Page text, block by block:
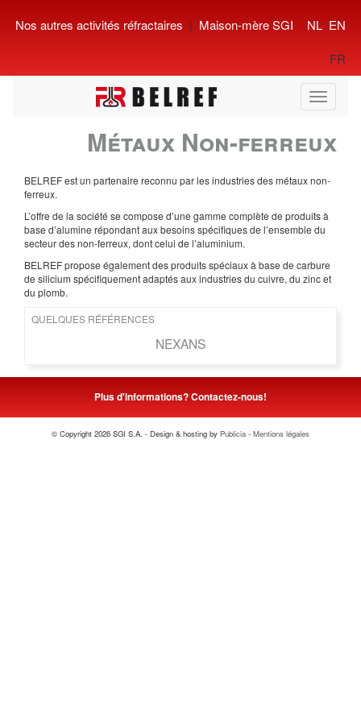
Nos autres activités réfractaires | Maison-mère SGI EN
NL
FR
Toggle
Métaux Non-ferreux
BELREF est un partenaire reconnu par les industries des métaux non-
ferreux.
L’offre de la société se compose d’une gamme complète de produits à
base d’alumine répondant aux besoins spécifiques de l’ensemble du
secteur des non-ferreux, dont celui de l’aluminium.
BELREF propose également des produits spéciaux à base de carbure
de silicium spécifiquement adaptés aux industries du cuivre, du zinc et
du plomb.
QUELQUES RÉFÉRENCES
NEXANS
Plus d'informations? Contactez-nous!
© Copyright 2026 SGI S.A. - Design & hosting by Publicia - Mentions légales